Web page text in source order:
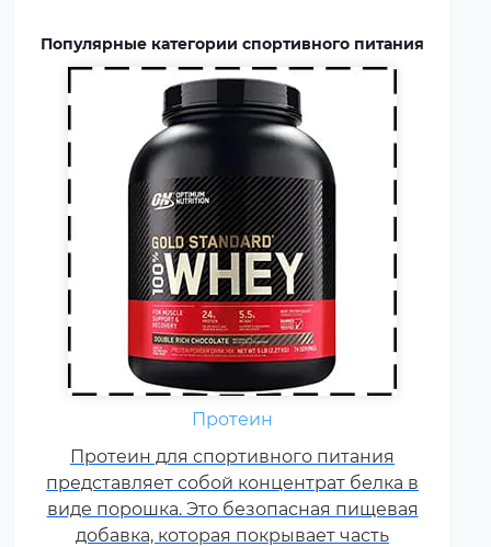
Популярные категории спортивного питания
спортсменов и бодибилдеров.
Протеин
Протеин для спортивного питания
представляет собой концентрат белка в
виде порошка. Это безопасная пищевая
добавка, которая покрывает часть
незаменимые органические
соединения, которые обычно
поступают в организм с
белковой пищей.
Несбалансированное питание,